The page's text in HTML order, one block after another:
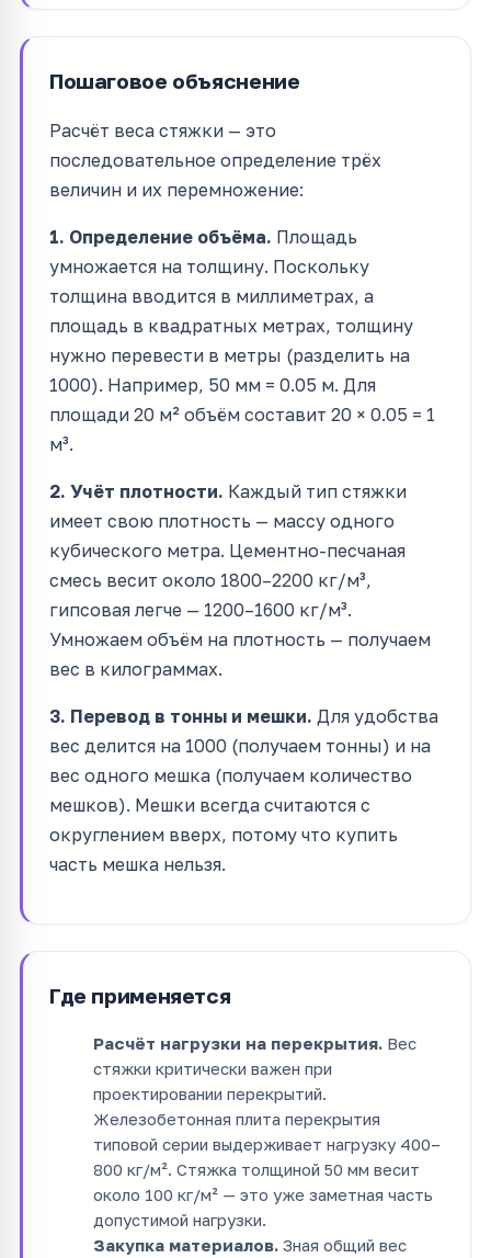
Пошаговое объяснение
Расчёт веса стяжки — это
последовательное определение трёх
величин и их перемножение:
1. Определение объёма. Площадь
умножается на толщину. Поскольку
толщина вводится в миллиметрах, а
площадь в квадратных метрах, толщину
нужно перевести в метры (разделить на
1000). Например, 50 мм = 0.05 м. Для
площади 20 м² объём составит 20 × 0.05 = 1
м³.
2. Учёт плотности. Каждый тип стяжки
имеет свою плотность — массу одного
кубического метра. Цементно-песчаная
смесь весит около 1800–2200 кг/м³,
гипсовая легче — 1200–1600 кг/м³.
Умножаем объём на плотность — получаем
вес в килограммах.
3. Перевод в тонны и мешки. Для удобства
вес делится на 1000 (получаем тонны) и на
вес одного мешка (получаем количество
мешков). Мешки всегда считаются с
округлением вверх, потому что купить
часть мешка нельзя.
Где применяется
Расчёт нагрузки на перекрытия. Вес
стяжки критически важен при
проектировании перекрытий.
Железобетонная плита перекрытия
типовой серии выдерживает нагрузку 400–
800 кг/м². Стяжка толщиной 50 мм весит
около 100 кг/м² — это уже заметная часть
допустимой нагрузки.
Закупка материалов. Зная общий вес